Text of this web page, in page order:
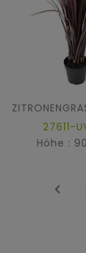
27611-
Höhe :
